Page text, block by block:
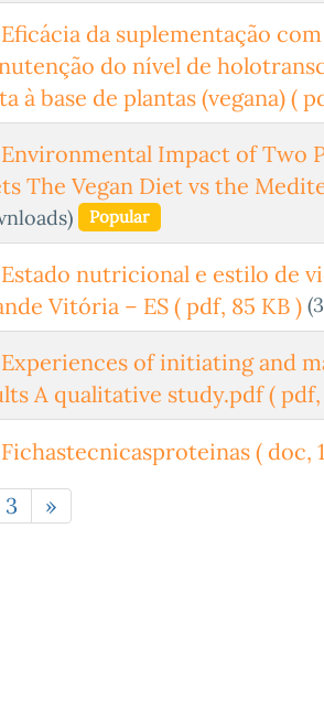
p
d
Eficácia da suplementação
do nível de
à base de plantas (vegana) (
pEnvironmental Impact of Two
The Vegan Diet vs the
Popular
pEstado nutricional e estilo de
Vitória – ES( pdf, 85 KB )
p
d
Experiences of initiating and
A qualitative study.pdf (
dFichastecnicasproteinas ( doc,
3 »